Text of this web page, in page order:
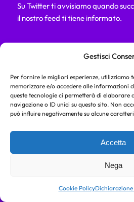
Gestisci
Per fornire le migliori esperienze, utilizziamo
memorizzare e/o accedere alle informazioni
queste tecnologie ci permetterà di elaborare
navigazione o ID unici su questo sito. Non
può influire negativamente su alcune
Accetta
Nega
Cookie PolicyDichiarazione
Su Twitter ti avvisiamo quando
il nostro feed ti tiene informato.
20129 Milano (MI)
Tel: (+39) 02 3206 222 33